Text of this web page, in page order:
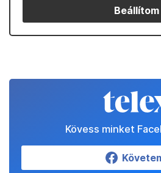
Beállítom
Kövess minket